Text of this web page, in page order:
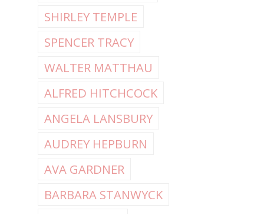
SHIRLEY TEMPLE
SPENCER TRACY
WALTER MATTHAU
ALFRED HITCHCOCK
ANGELA LANSBURY
AUDREY HEPBURN
AVA GARDNER
BARBARA STANWYCK